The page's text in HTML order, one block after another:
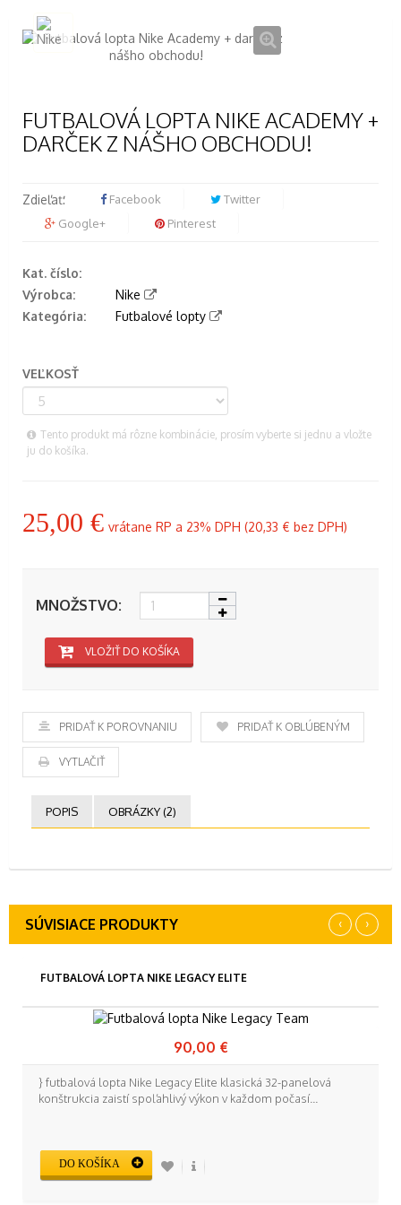
FUTBALOVÁ LOPTA NIKE ACADEMY +
DARČEK Z NÁŠHO OBCHODU!
Zdieľať: Facebook
Twitter
Google+
Pinterest
Kat. číslo:
Výrobca:
Nike
Kategória:
Futbalové lopty
VEĽKOSŤ
Tento produkt má rôzne kombinácie, prosím vyberte si jednu a vložte
ju do košíka.
25,00 € vrátane RP a 23% DPH (20,33 € bez DPH)
MNOŽSTVO:
VLOŽIŤ DO KOŠÍKA
PRIDAŤ K POROVNANIU PRIDAŤ K OBĽÚBENÝM
VYTLAČIŤ
POPIS OBRÁZKY (2)
SÚVISIACE PRODUKTY ‹ ›
FUTBALOVÁ LOPTA NIKE LEGACY ELITE
90,00 €
} futbalová lopta Nike Legacy Elite klasická 32-panelová
konštrukcia zaistí spoľahlivý výkon v každom počasí...
DO KOŠÍKA